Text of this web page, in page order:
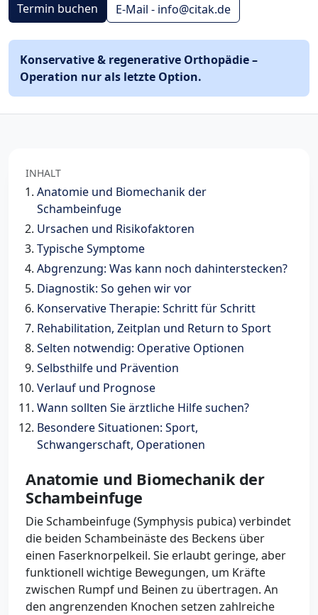
Termin buchen E-Mail - info@citak.de
Konservative & regenerative Orthopädie –
Operation nur als letzte Option.
INHALT
Anatomie und Biomechanik der
Schambeinfuge
Ursachen und Risikofaktoren
Typische Symptome
Abgrenzung: Was kann noch dahinterstecken?
Diagnostik: So gehen wir vor
Konservative Therapie: Schritt für Schritt
Rehabilitation, Zeitplan und Return to Sport
Selten notwendig: Operative Optionen
Selbsthilfe und Prävention
Verlauf und Prognose
Wann sollten Sie ärztliche Hilfe suchen?
Besondere Situationen: Sport,
Schwangerschaft, Operationen
Anatomie und Biomechanik der
Schambeinfuge
Die Schambeinfuge (Symphysis pubica) verbindet
die beiden Schambeinäste des Beckens über
einen Faserknorpelkeil. Sie erlaubt geringe, aber
funktionell wichtige Bewegungen, um Kräfte
zwischen Rumpf und Beinen zu übertragen. An
den angrenzenden Knochen setzen zahlreiche